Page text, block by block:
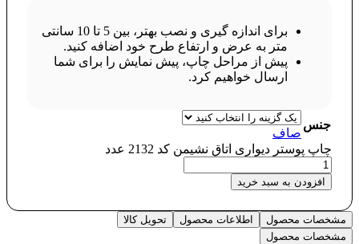
برای اندازه گیری و نصب بهتر، بین 5 تا 10 سانتی
متر به عرض و ارتفاع طرح خود اضافه کنید.
پیش از مراحل چاپ، پیش نمایش را برای شما
ارسال خواهیم کرد.
جنس
صاف
چاپ پوستر دیواری اتاق نشیمن کد 2132 عدد
افزودن به سبد خرید
مشخصات محصول اطلاعات محصول
تحویل کالا
مشخصات محصول